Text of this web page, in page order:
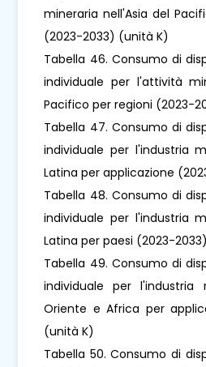
mineraria nell'Asia del
(2023-2033) (unità K)
Tabella 46. Consumo di
individuale per l'attività
Pacifico per regioni (2023-
Tabella 47. Consumo di
individuale per l'industria
Latina per applicazione
Tabella 48. Consumo di
individuale per l'industria
Latina per paesi (2023-
Tabella 49. Consumo di
individuale per l'industria
Oriente e Africa per
(unità K)
Tabella 50. Consumo di